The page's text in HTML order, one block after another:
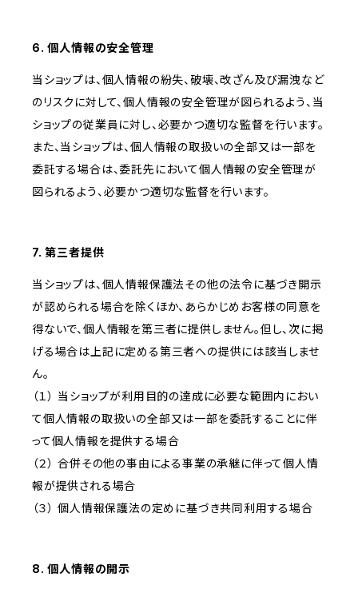
6. 個人情報の安全管理
当ショップは、個人情報の紛失、破壊、改ざん及び漏洩など
のリスクに対して、個人情報の安全管理が図られるよう、当
ショップの従業員に対し、必要かつ適切な監督を行います。
また、当ショップは、個人情報の取扱いの全部又は一部を
委託する場合は、委託先において個人情報の安全管理が
図られるよう、必要かつ適切な監督を行います。
7. 第三者提供
当ショップは、個人情報保護法その他の法令に基づき開示
が認められる場合を除くほか、あらかじめお客様の同意を
得ないで、個人情報を第三者に提供しません。但し、次に掲
げる場合は上記に定める第三者への提供には該当しませ
ん。
（１） 当ショップが利用目的の達成に必要な範囲内におい
て個人情報の取扱いの全部又は一部を委託することに伴
って個人情報を提供する場合
（２） 合併その他の事由による事業の承継に伴って個人情
報が提供される場合
（３） 個人情報保護法の定めに基づき共同利用する場合
8. 個人情報の開示